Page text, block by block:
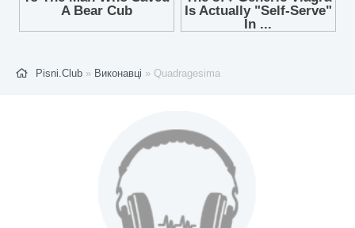
Pisni.Club » Виконавці » Quadragesima